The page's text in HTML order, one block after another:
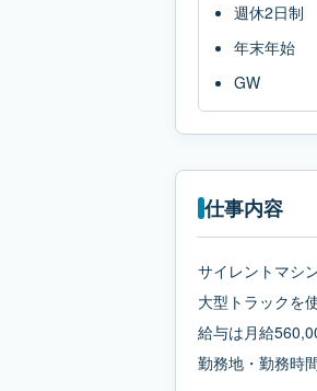
週休2日制
年末年始
GW
仕事内容
サイレントマシ
大型トラックを
給与は月給
勤務地・勤務時